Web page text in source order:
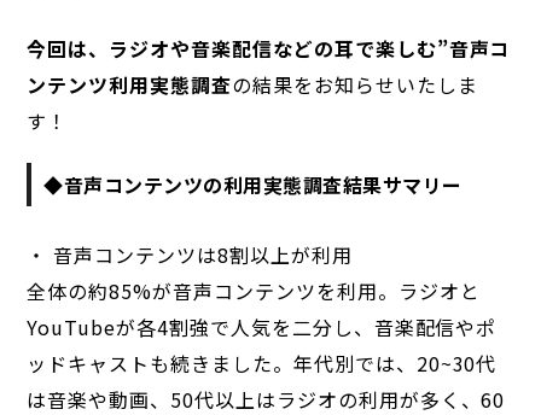
今回は、ラジオや音楽配信などの耳で楽しむ”音声コ
ンテンツ利用実態調査の結果をお知らせいたしま
す！
◆音声コンテンツの利用実態調査結果サマリー
・ 音声コンテンツは8割以上が利用
全体の約85%が音声コンテンツを利用。ラジオと
YouTubeが各4割強で人気を二分し、音楽配信やポ
ッドキャストも続きました。年代別では、20~30代
は音楽や動画、50代以上はラジオの利用が多く、60